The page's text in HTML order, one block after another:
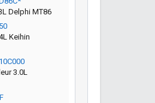
Delphi MT86
Keihin
3.0L